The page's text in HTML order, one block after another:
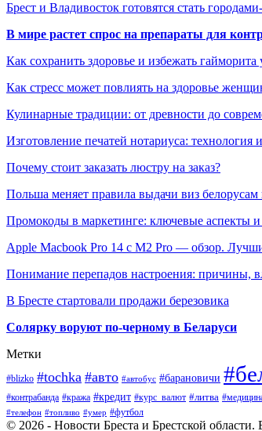
Брест и Владивосток готовятся стать
В мире растет спрос на препараты для
Как сохранить здоровье и избежать гайморита
Как стресс может повлиять на здоровье
Кулинарные традиции: от древности до
Изготовление печатей нотариуса: технология
Почему стоит заказать люстру на заказ?
Польша меняет правила выдачи виз белорусам
Промокоды в маркетинге: ключевые аспекты
Apple Macbook Pro 14 с M2 Pro — обзор.
Понимание перепадов настроения: причины,
В Бресте стартовали продажи березовика
Солярку воруют по-черному в Беларуси
Метки
#blizko #tochka #авто #автобус #барановичи
#контрабанда #кража #кредит #курс_валют #литва
#телефон #топливо #умер #футбол
© 2026 - Новости Бреста и Брестской